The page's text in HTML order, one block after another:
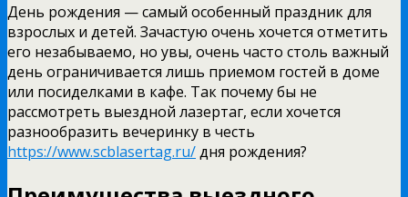
День рождения — самый особенный праздник для
взрослых и детей. Зачастую очень хочется отметить
его незабываемо, но увы, очень часто столь важный
день ограничивается лишь приемом гостей в доме
или посиделками в кафе. Так почему бы не
рассмотреть выездной лазертаг, если хочется
разнообразить вечеринку в честь
https://www.scblasertag.ru/дня рождения?